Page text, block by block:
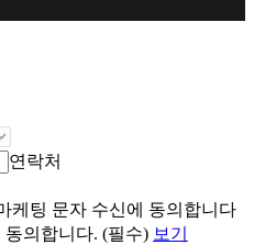
연락처
케팅 문자 수신에 동의합니다
의합니다. (필수) 보기